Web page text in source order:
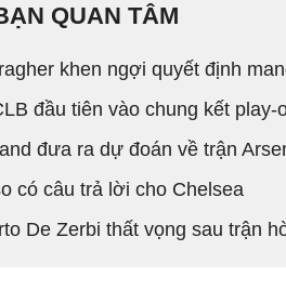
QUAN TÂM
khen ngợi quyết định
đầu tiên vào chung kết
đưa ra dự đoán về trận
có câu trả lời cho Chelsea
De Zerbi thất vọng sau trận